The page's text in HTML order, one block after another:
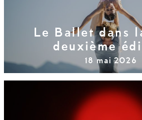
Le Ballet dans
deuxième
18 mai 2026